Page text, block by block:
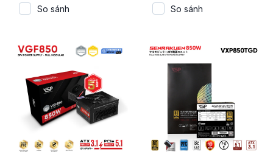
LLC Resonant + DC-DC
So sánh
Modular / ATX 3.1 / PCIe
So sánh